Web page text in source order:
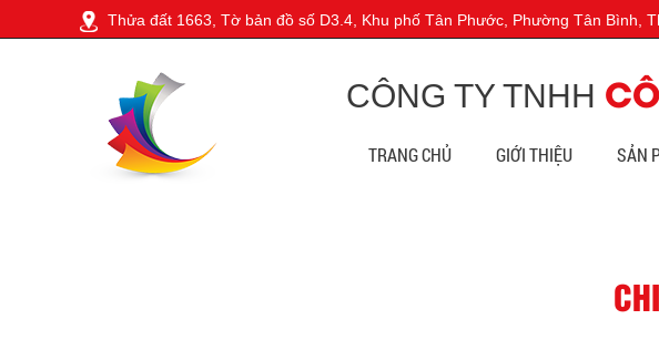
Thửa đất 1663, Tờ bản đồ số D3.4, Khu phố Tân Phước, Phường Tân Bình,
CÔNG TY TNHH
TRANG CHỦ GIỚI THIỆU SẢN